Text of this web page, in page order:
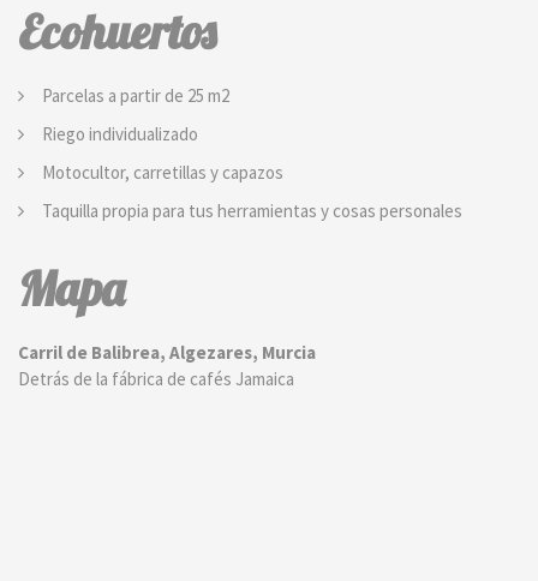
Ecohuertos
Parcelas a partir de 25 m2
Riego individualizado
Motocultor, carretillas y capazos
Taquilla propia para tus herramientas y cosas personales
Mapa
Carril de Balibrea, Algezares, Murcia
Detrás de la fábrica de cafés Jamaica